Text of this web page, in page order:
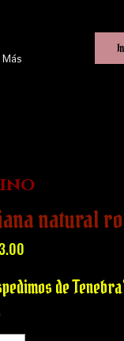
Más
natural
de